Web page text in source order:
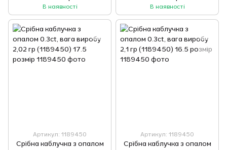
16.5 розмір
В наявності В наявності
Артикул: 1189450
Срібна каблучка з опалом
Артикул: 1189450
Срібна каблучка з опалом